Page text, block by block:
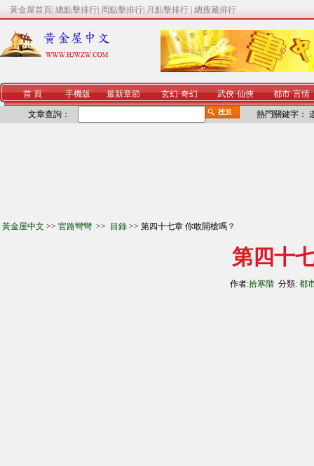
黃金屋首頁 總點擊排行 周點擊排行 月點擊排行 總搜藏排行
首 頁 手機版 最新章節 玄幻·奇幻 武俠·仙俠 都市·言情
文章查詢： 熱門關鍵字：
黃金屋中文 >> 官路彎彎 >> 目錄 >> 第四十七章 你敢開槍嗎？
第四十
作者:拾寒階 分類: 都